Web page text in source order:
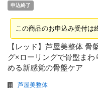
申込終了
この商品のお申込み受付は
【レッド】芦屋美整体
グ×ローリングで骨盤ま
める新感覚の骨盤ケア
芦屋美整体